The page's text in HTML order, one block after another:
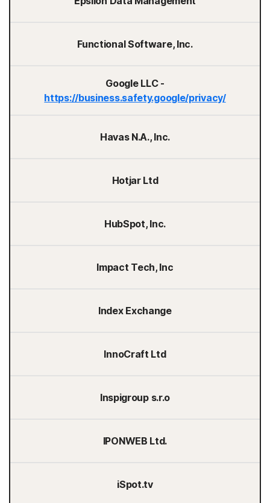
Functional Software, Inc.
Google LLC -
https://business.safety.google/privacy/
Havas N.A., Inc.
Hotjar Ltd
HubSpot, Inc.
Impact Tech, Inc
Index Exchange
InnoCraft Ltd
Inspigroup s.r.o
IPONWEB Ltd.
iSpot.tv